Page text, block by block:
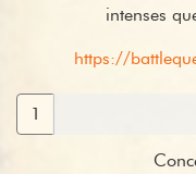
intenses
https://
1